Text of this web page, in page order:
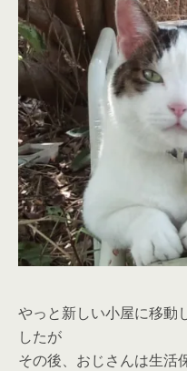
やっと新しい小屋に移動
したが
その後、おじさんは生活